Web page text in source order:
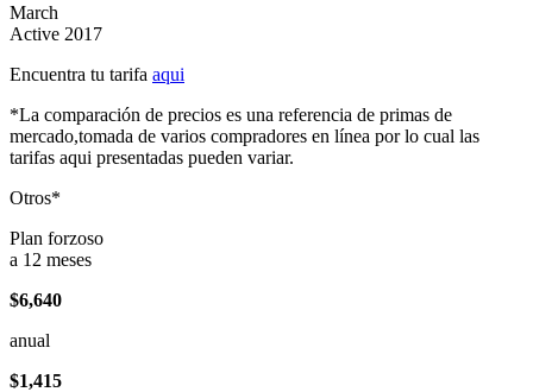
March
Active 2017
Encuentra tu tarifa aqui
*La comparación de precios es una referencia de primas de
mercado,tomada de varios compradores en línea por lo cual las
tarifas aqui presentadas pueden variar.
Otros*
Plan forzoso
a 12 meses
$6,640
anual
$1,415